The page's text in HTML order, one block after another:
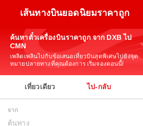
เส้นทางบินยอดนิยมราคาถูก
ค้นหาตั๋วเครื่องบินราคาถูก จาก DXB ไป
CMN
เพลิดเพลินไปกับข้อเสนอเที่ยวบินสุดพิเศษไปยังจุด
หมายปลายทางที่คุณต้องการ เริ่มจองตอนนี้!
เที่ยวเดียว ไป-กลับ
จาก
ต้นทาง